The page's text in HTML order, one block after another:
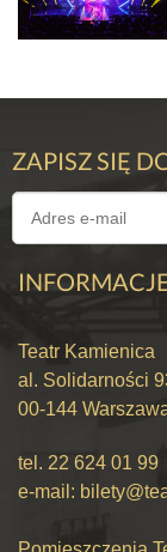
ZAPISZ SIĘ
Teatr Kamienica
al. Solidarności
00-144
tel. 22 624 01 99
e-mail: